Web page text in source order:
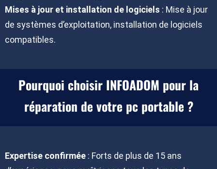
Mises à jour et installation de logiciels : Mise à jour
de systèmes d’exploitation, installation de logiciels
compatibles.
Pourquoi choisir INFOADOM pour la
réparation de votre pc portable ?
Expertise confirmée : Forts de plus de 15 ans